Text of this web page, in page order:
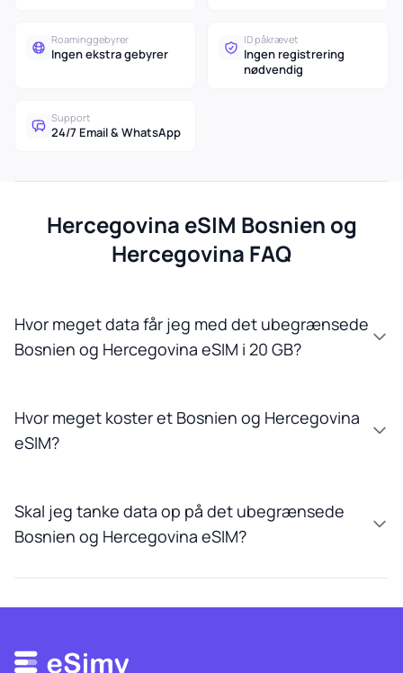
Roaminggebyrer
Ingen ekstra gebyrer
ID påkrævet
Ingen registrering
nødvendig
Support
24/7 Email & WhatsApp
Hercegovina eSIM Bosnien og
Hercegovina FAQ
Hvor meget data får jeg med det ubegrænsede
Bosnien og Hercegovina eSIM i 20 GB?
Hvor meget koster et Bosnien og Hercegovina
eSIM?
Skal jeg tanke data op på det ubegrænsede
Bosnien og Hercegovina eSIM?